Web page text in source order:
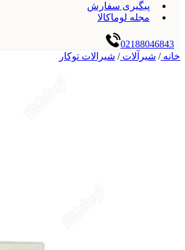
پیگیری سفارش
مجله لوماکالا
02188046843
خانه/ شیرآلات/ شیرالات توکار